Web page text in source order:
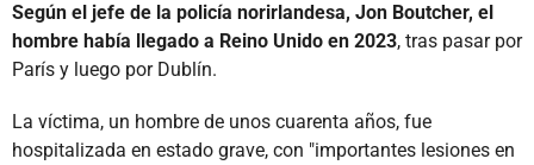
Según el jefe de la policía norirlandesa, Jon Boutcher, el
hombre había llegado a Reino Unido en 2023, tras pasar por
París y luego por Dublín.
La víctima, un hombre de unos cuarenta años, fue
hospitalizada en estado grave, con "importantes lesiones en